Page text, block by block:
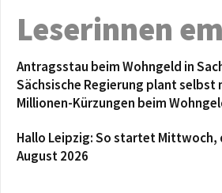
Leserinnen
Antragsstau beim Wohngeld in
Sächsische Regierung plant selbst
Millionen-Kürzungen beim
Hallo Leipzig: So startet Mittwoch,
August 2026